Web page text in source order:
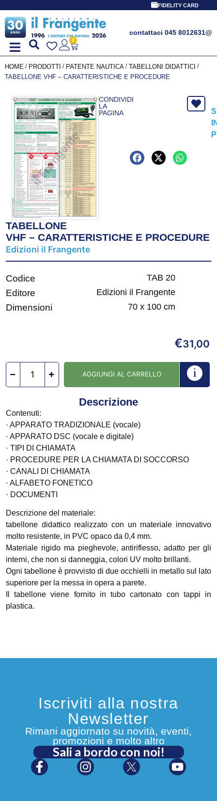
FIDELITY CARD
contattaci 045 8012631@
0
HOME / PRODOTTI / PATENTE NAUTICA / TABELLONI DIDATTICI /
TABELLONE VHF – CARATTERISTICHE E PROCEDURE
CONDIVIDI
LA
PAGINA
TABELLONE
VHF – CARATTERISTICHE E PROCEDURE
Edizioni il Frangente
Codice TAB 20
Editore Edizioni il Frangente
Dimensioni 70 x 100 cm
€31,00
AGGIUNGI AL CARRELLO
Descrizione
Contenuti:
· APPARATO TRADIZIONALE (vocale)
· APPARATO DSC (vocale e digitale)
· TIPI DI CHIAMATA
· PROCEDURE PER LA CHIAMATA DI SOCCORSO
· CANALI DI CHIAMATA
· ALFABETO FONETICO
· DOCUMENTI
Descrizione del materiale:
tabellone didattico realizzato con un materiale innovativo
molto resistente, in PVC opaco da 0,4 mm.
Materiale rigido ma pieghevole, antiriflesso, adatto per gli
interni, che non si danneggia, colori UV molto brillanti.
Ogni tabellone è provvisto di due occhielli in metallo sul lato
superiore per la messa in opera a parete.
Il tabellone viene fornito in tubo cartonato con tappi in
plastica.
Iscriviti alla nostra
Newsletter
Rimani aggiornato su novità, eventi,
promozioni e molto altro
Sali a bordo con noi!